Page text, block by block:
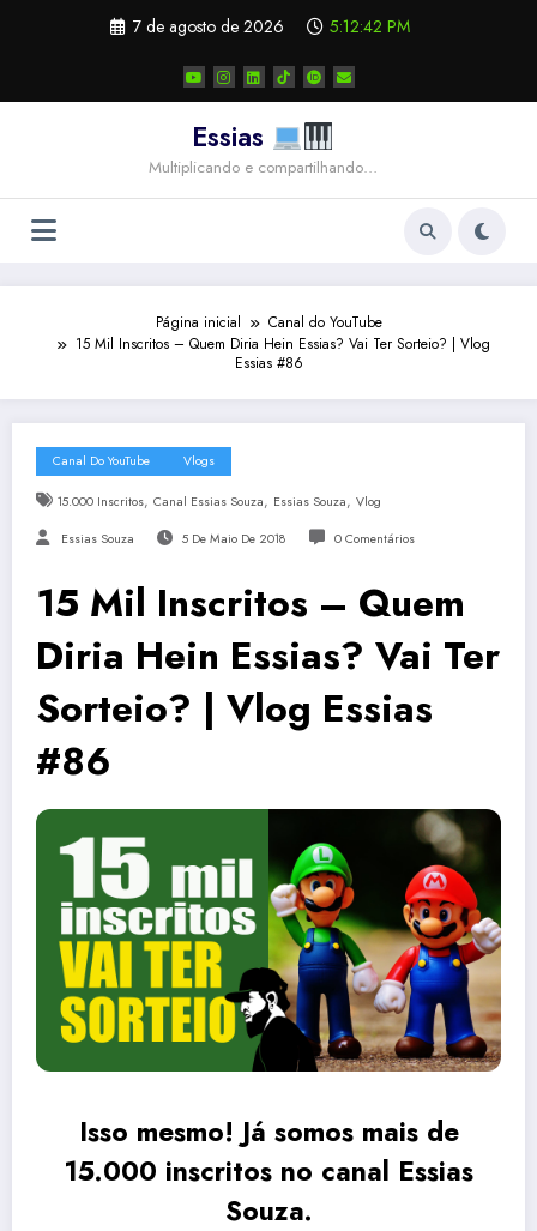
7 de agosto de 2026 5:12:43 PM
Essias
Multiplicando e compartilhando…
Página inicial
Canal do YouTube
15 Mil Inscritos – Quem Diria Hein Essias? Vai Ter Sorteio? | Vlog
Essias #86
Canal Do YouTube Vlogs
15.000 Inscritos, Canal Essias Souza, Essias Souza, Vlog
Essias Souza 5 De Maio De 2018 0 Comentários
15 Mil Inscritos – Quem
Diria Hein Essias? Vai Ter
Sorteio? | Vlog Essias
#86
Isso mesmo! Já somos mais de
15.000 inscritos no canal Essias
Souza.